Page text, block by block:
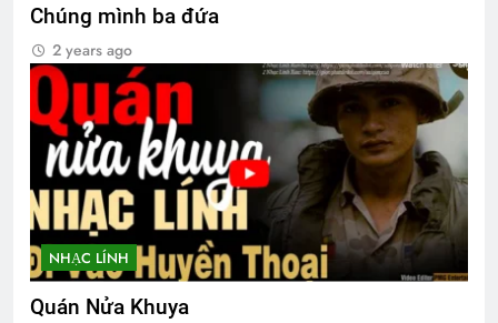
Chúng mình ba đứa
2 years ago
NHẠC LÍNH
Quán Nửa Khuya